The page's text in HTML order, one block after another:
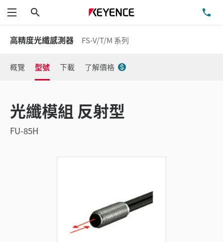
功能表
高精度光纖感測器 FS-V/T/M 系列
概覽 型號 下載 了解價格
光纖模組 反射型
FU-85H